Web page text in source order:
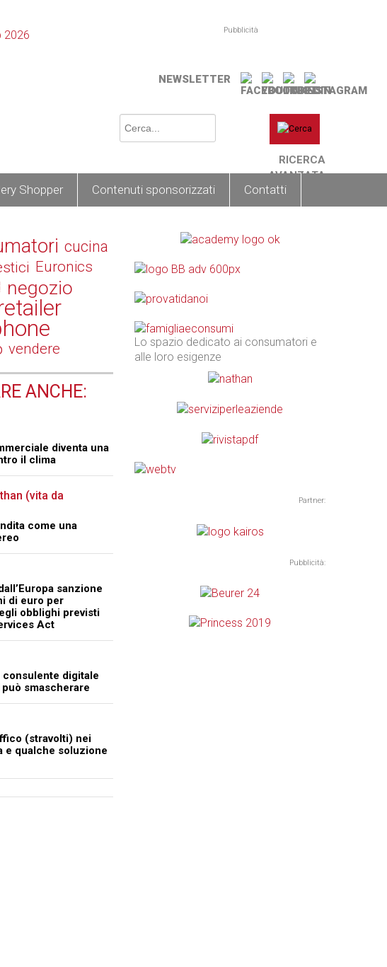
Pubblicità
NEWSLETTER
RICERCA
AVANZATA
Shopper Contenuti sponsorizzati Contatti
cucina
Euronics
negozio
vendere
ANCHE:
diventa una
il clima
(vita da
come una
sanzione
di euro per
obblighi previsti
Act
consulente digitale
smascherare
(stravolti) nei
e qualche soluzione
Lo spazio dedicato ai consumatori e
alle loro esigenze
Partner:
Pubblicità: